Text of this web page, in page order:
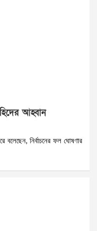
আহ্বান
নির্বাচনের ফল ঘোষণার